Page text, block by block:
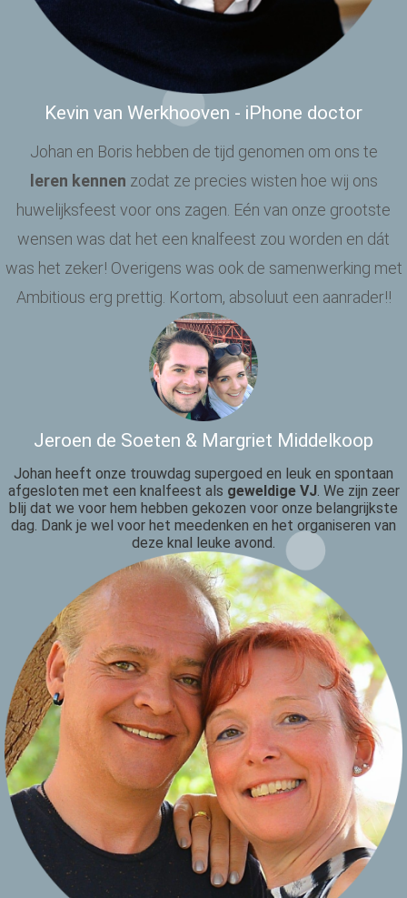
Kevin van Werkhooven - iPhone doctor
Johan en Boris hebben de tijd genomen om ons te
leren kennen zodat ze precies wisten hoe wij ons
huwelijksfeest voor ons zagen. Eén van onze grootste
wensen was dat het een knalfeest zou worden en dát
was het zeker! Overigens was ook de samenwerking met
Ambitious erg prettig. Kortom, absoluut een aanrader!!
Jeroen de Soeten & Margriet Middelkoop
Johan heeft onze trouwdag supergoed en leuk en spontaan
afgesloten met een knalfeest als geweldige VJ. We zijn zeer
blij dat we voor hem hebben gekozen voor onze belangrijkste
dag. Dank je wel voor het meedenken en het organiseren van
deze knal leuke avond.